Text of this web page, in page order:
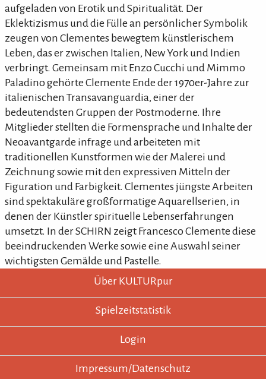
aufgeladen von Erotik und Spiritualität. Der
Eklektizismus und die Fülle an persönlicher Symbolik
zeugen von Clementes bewegtem künstlerischem
Leben, das er zwischen Italien, New York und Indien
verbringt. Gemeinsam mit Enzo Cucchi und Mimmo
Paladino gehörte Clemente Ende der 1970er-Jahre zur
italienischen Transavanguardia, einer der
bedeutendsten Gruppen der Postmoderne. Ihre
Mitglieder stellten die Formensprache und Inhalte der
Neoavantgarde infrage und arbeiteten mit
traditionellen Kunstformen wie der Malerei und
Zeichnung sowie mit den expressiven Mitteln der
Figuration und Farbigkeit. Clementes jüngste Arbeiten
sind spektakuläre großformatige Aquarellserien, in
denen der Künstler spirituelle Lebenserfahrungen
umsetzt. In der SCHIRN zeigt Francesco Clemente diese
beeindruckenden Werke sowie eine Auswahl seiner
wichtigsten Gemälde und Pastelle.
KULTURpur - wissen wo was läuft.
KULTURpur FooterÜber KULTURpur
Spielzeitstatistik
Login
Impressum/Datenschutz